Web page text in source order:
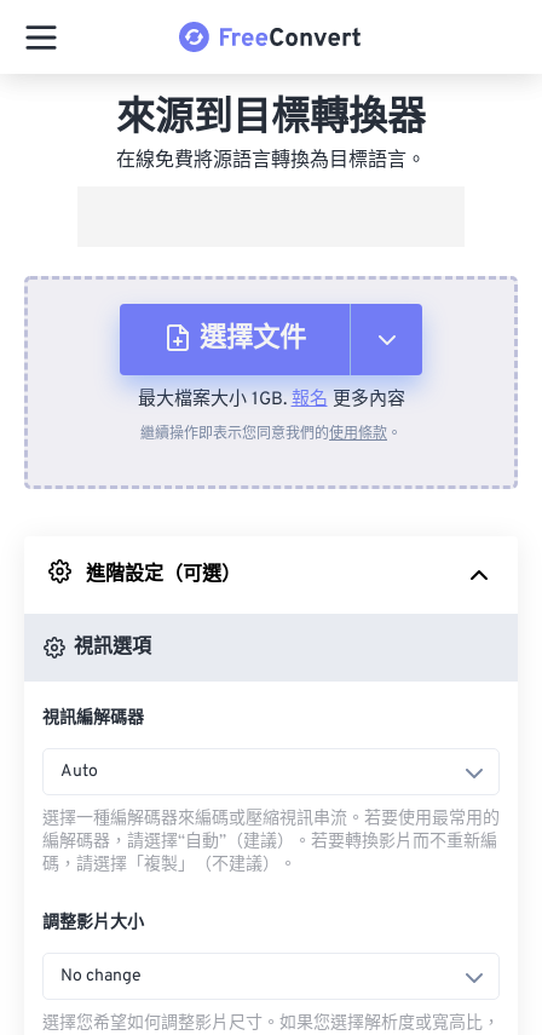
來源到目標轉換器
在線免費將源語言轉換為目標語言。
選擇文件
來自裝置
來自 Google 雲端硬碟
最大檔案大小 1GB.報名更多內容
繼續操作即表示您同意我們的使用條款 。
進階設定（可選）
視訊選項
視訊編解碼器
Auto
選擇一種編解碼器來編碼或壓縮視訊串流。若要使用最常用的
編解碼器，請選擇“自動”（建議）。若要轉換影片而不重新編
碼，請選擇「複製」（不建議）。
調整影片大小
No change
選擇您希望如何調整影片尺寸。如果您選擇解析度或寬高比，